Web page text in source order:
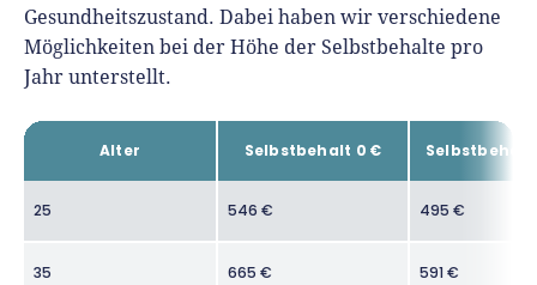
Gesundheitszustand. Dabei haben wir verschiedene
Möglichkeiten bei der Höhe der Selbstbehalte pro
Jahr unterstellt.
Alter Selbstbehalt 0 € Selbstbehalt
25 546 € 495 €
35 665 € 591 €